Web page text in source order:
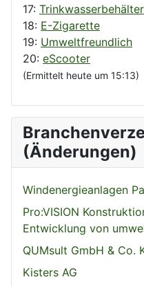
17: Trinkwasserbehälter
18: E-Zigarette
19: Umweltfreundlich
20: eScooter
(Ermittelt heute um 15:13)
(Änderungen)
Windenergieanlagen
Pro:VISION
Entwicklung von
QUMsult GmbH & Co.
Kisters AG